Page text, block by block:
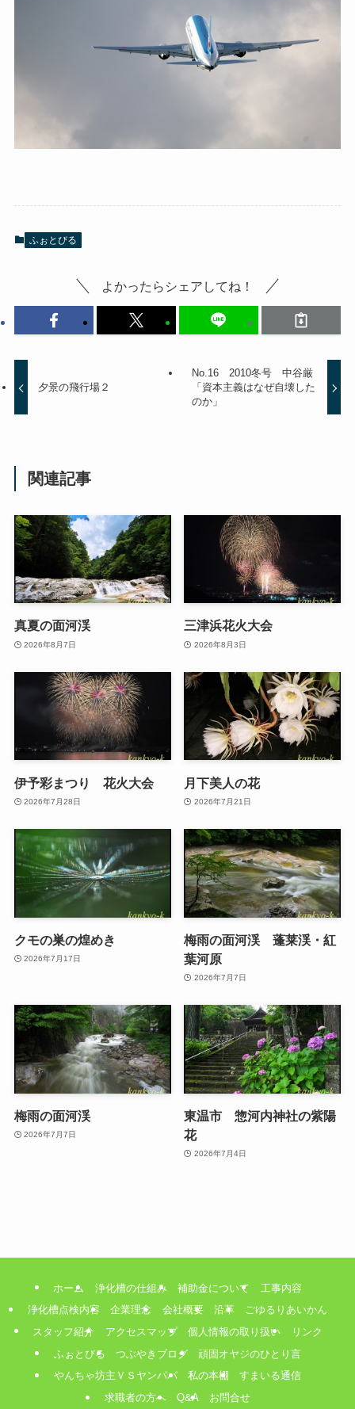
ふぉとびる
よかったらシェアしてね！
夕景の飛行場２
No.16 2010冬号 中谷厳
「資本主義はなぜ自壊した
のか」
関連記事
真夏の面河渓
2026年8月7日
三津浜花火大会
2026年8月3日
伊予彩まつり 花火大会
2026年7月28日
月下美人の花
2026年7月21日
クモの巣の煌めき
2026年7月17日
梅雨の面河渓 蓬莱渓・紅
葉河原
2026年7月7日
梅雨の面河渓
2026年7月7日
東温市 惣河内神社の紫陽
花
2026年7月4日
ホーム 浄化槽の仕組み 補助金について
工事内容
浄化槽点検内容
企業理念 会社概要 沿革
ごゆるりあいかん
スタッフ紹介
アクセスマップ 個人情報の取り扱い
リンク
ふぉとびる
つぶやきブログ
頑固オヤジのひとり言
やんちゃ坊主ＶＳヤンパパ
私の本棚
すまいる通信
求職者の方へ
Q&A お問合せ